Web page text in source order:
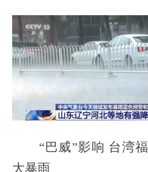
“巴威”影响 台湾福
大暴雨